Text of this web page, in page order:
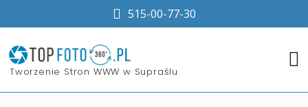
515-00-77-30
​Tworzenie Stron WWW w Supraślu